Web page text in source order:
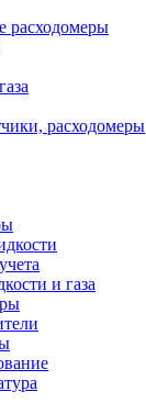
расходомеры
расходомеры
и газа